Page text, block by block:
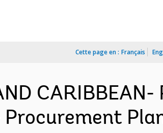
Cette page en : Français
CARIBBEAN-